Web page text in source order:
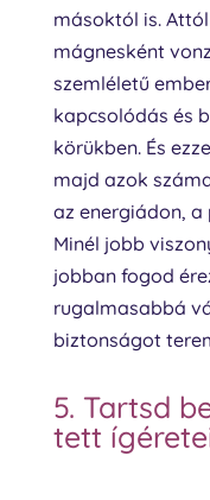
másoktól is.
mágnesként
szemléletű
kapcsolódás és
körükben. És
majd azok
az energiádon, a
Minél jobb
jobban fogod
rugalmasabbá
biztonságot
5. Tartsd
tett